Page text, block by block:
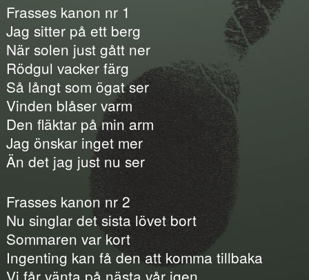
Frasses kanon nr 1
Jag sitter på ett berg
När solen just gått ner
Rödgul vacker färg
Så långt som ögat ser
Vinden blåser varm
Den fläktar på min arm
Jag önskar inget mer
Än det jag just nu ser
Frasses kanon nr 2
Nu singlar det sista lövet bort
Sommaren var kort
Ingenting kan få den att komma tillbaka
Vi får vänta på nästa vår igen